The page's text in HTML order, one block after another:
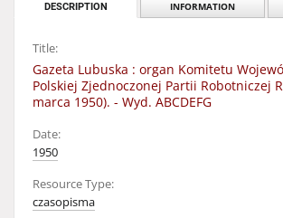
DESCRIPTION INFORMATION
Title:
Gazeta Lubuska : organ Komitetu
Polskiej Zjednoczonej Partii Robotniczej
marca 1950). - Wyd. ABCDEFG
Date:
1950
Resource Type:
czasopisma